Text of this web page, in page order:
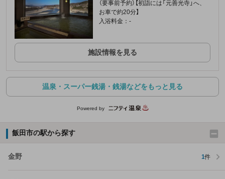
（要事前予約）【初詣には「元善光寺」へ、
お車で約20分】
入浴料金：-
施設情報を見る
温泉・スーパー銭湯・銭湯などをもっと見る
Powered by
飯田市の駅から探す
金野 1件